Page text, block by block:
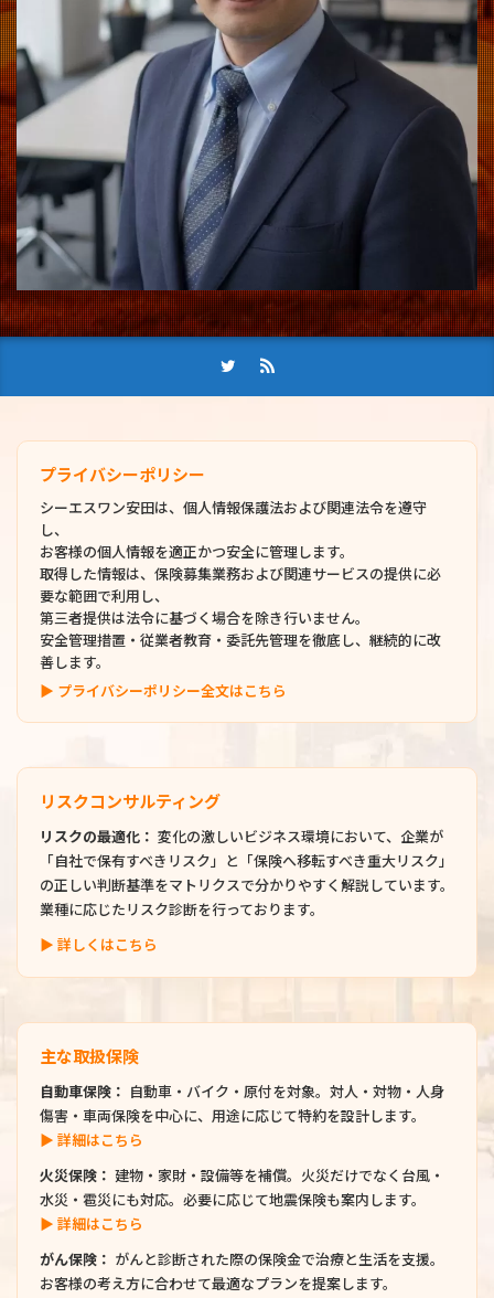
プライバシーポリシー
シーエスワン安田は、個人情報保護法および関連法令を遵守
し、
お客様の個人情報を適正かつ安全に管理します。
取得した情報は、保険募集業務および関連サービスの提供に必
要な範囲で利用し、
第三者提供は法令に基づく場合を除き行いません。
安全管理措置・従業者教育・委託先管理を徹底し、継続的に改
善します。
▶ プライバシーポリシー全文はこちら
リスクコンサルティング
リスクの最適化： 変化の激しいビジネス環境において、企業が
「自社で保有すべきリスク」と「保険へ移転すべき重大リスク」
の正しい判断基準をマトリクスで分かりやすく解説しています。
業種に応じたリスク診断を行っております。
▶ 詳しくはこちら
主な取扱保険
自動車保険：
自動車・バイク・原付を対象。対人・対物・人身
傷害・車両保険を中心に、用途に応じて特約を設計します。
▶ 詳細はこちら
火災保険： 建物・家財・設備等を補償。火災だけでなく台風・
水災・雹災にも対応。必要に応じて地震保険も案内します。
▶ 詳細はこちら
がん保険： がんと診断された際の保険金で治療と生活を支援。
お客様の考え方に合わせて最適なプランを提案します。